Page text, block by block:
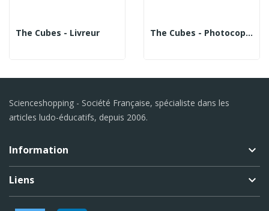
The Cubes - Livreur The Cubes - Photocopieuse
Scienceshopping - Société Française, spécialiste dans les
articles ludo-éducatifs, depuis 2006.
Information keyboard_arrow_down
Liens keyboard_arrow_down